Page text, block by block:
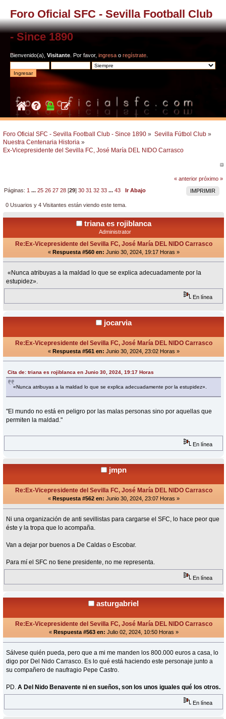
Foro Oficial SFC - Sevilla Football Club
- Since 1890
Bienvenido(a), Visitante . Por favor, ingresa o regístrate
Foro Oficial SFC - Sevilla Football Club - Since 1890 » Sevilla Fútbol Club »
Nuestra Centenaria Historia »
Ex-Vicepresidente del Sevilla FC, José María DEL NIDO Carrasco
« anterior próximo »
IMPRIMIR
Páginas: 1 ...25 26 27 28 [29]30 31 32 33 ...43 Ir Abajo
0 Usuarios y 4 Visitantes están viendo este tema.
triana es rojiblanca
Administrator
Re:Ex-Vicepresidente del Sevilla FC, José María DEL NIDO Carrasco
« Respuesta #560 en: Junio 30, 2024, 19:17 Horas »
«Nunca atribuyas a la maldad lo que se explica adecuadamente por la
estupidez».
En línea
jocarvia
Re:Ex-Vicepresidente del Sevilla FC, José María DEL NIDO Carrasco
« Respuesta #561 en: Junio 30, 2024, 23:02 Horas »
Cita de: triana es rojiblanca en Junio 30, 2024, 19:17 Horas
«Nunca atribuyas a la maldad lo que se explica adecuadamente por la estupidez».
"El mundo no está en peligro por las malas personas sino por aquellas que
permiten la maldad."
En línea
jmpn
Re:Ex-Vicepresidente del Sevilla FC, José María DEL NIDO Carrasco
« Respuesta #562 en: Junio 30, 2024, 23:07 Horas »
Ni una organización de anti sevillistas para cargarse el SFC, lo hace peor que
éste y la tropa que lo acompaña.
Van a dejar por buenos a De Caldas o Escobar.
Para mí el SFC no tiene presidente, no me representa.
En línea
asturgabriel
Re:Ex-Vicepresidente del Sevilla FC, José María DEL NIDO Carrasco
« Respuesta #563 en: Julio 02, 2024, 10:50 Horas »
Sálvese quién pueda, pero que a mi me manden los 800.000 euros a casa, lo
digo por Del Nido Carrasco. Es lo qué está haciendo este personaje junto a
su compañero de naufragio Pepe Castro.
PD.A Del Nido Benavente ni en sueños, son los unos iguales qué los otros.
En línea